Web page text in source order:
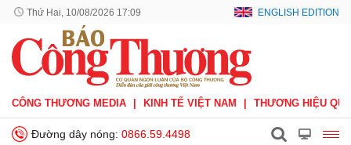
Thứ Hai, 10/08/2026 17:09 ENGLISH EDITION
CÔNG THƯƠNG MEDIA KINH TẾ VIỆT NAM THƯƠNG HIỆU
Đường dây nóng: 0866.59.4498